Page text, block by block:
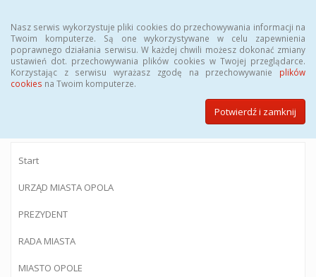
Nasz serwis wykorzystuje pliki cookies do przechowywania informacji na
Twoim komputerze. Są one wykorzystywane w celu zapewnienia
poprawnego działania serwisu. W każdej chwili możesz dokonać zmiany
ustawień dot. przechowywania plików cookies w Twojej przeglądarce.
Korzystając z serwisu wyrażasz zgodę na przechowywanie plików
cookies na Twoim komputerze.
Potwierdź i zamknij
BIULETYN INFORMACJI PUBLICZNEJ
Urzędu Miasta Opola
Start
URZĄD MIASTA OPOLA
PREZYDENT
RADA MIASTA
MIASTO OPOLE